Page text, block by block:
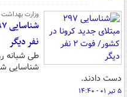
وزارت بهداشت
نفر دیگر
دست دادند.
۵ تیر ۰۱ - ۱۴:۴۰